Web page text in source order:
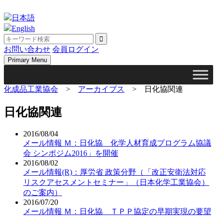
to
content
日本語
English
お問い合わせ 会員ログイン
Primary Menu
化成品工業協会 > アーカイブス > 日化協関連
日化協関連
2016/08/04
メール情報 Ｍ：日化協 化学人材育成プログラム協議
会 シンポジム2016」を開催
2016/08/02
メール情報(R)：厚労省 政策分野（「改正安衛法対応
リスクアセスメントセミナー」（日本化学工業協会）
のご案内）
2016/07/20
メール情報 Ｍ：日化協 ＴＰＰ協定の早期実現の要望